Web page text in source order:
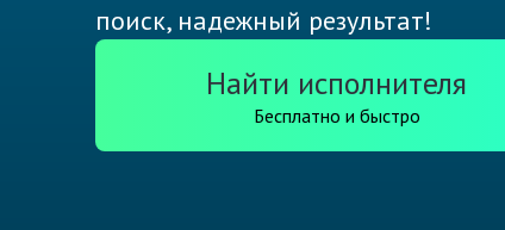
поиск, надежный результат!
Найти исполнителя
Бесплатно и быстро